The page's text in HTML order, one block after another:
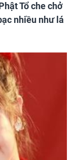
Tổ che chở
nhiều như lá